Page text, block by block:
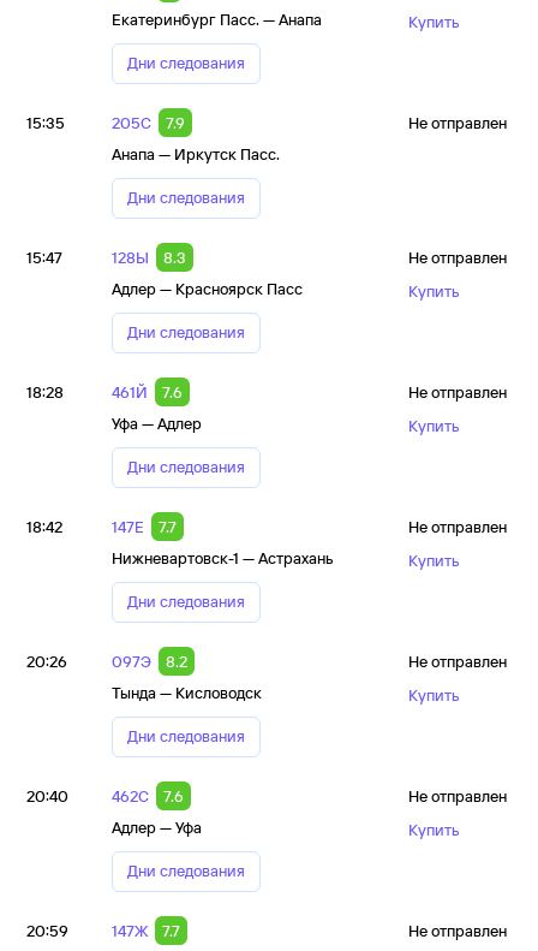
Екатеринбург Пасс. — Анапа
Дни следования
Купить
15:35 205С
7.9
Анапа — Иркутск Пасс.
Дни следования
Не отправлен
15:47 128Ы
8.3
Адлер — Красноярск Пасс
Дни следования
Не отправлен
Купить
18:28 461Й
7.6
Уфа — Адлер
Дни следования
Не отправлен
Купить
18:42 147Е
7.7
Нижневартовск-1 — Астрахань
Дни следования
Не отправлен
Купить
20:26 097Э
8.2
Тында — Кисловодск
Дни следования
Не отправлен
Купить
20:40 462С
7.6
Адлер — Уфа
Дни следования
Не отправлен
Купить
20:59 147Ж
7.7
Не отправлен